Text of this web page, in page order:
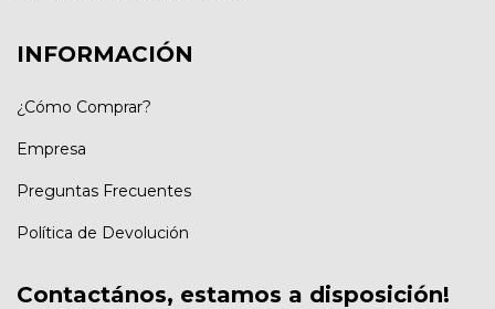
INFORMACIÓN
¿Cómo Comprar?
Empresa
Preguntas Frecuentes
Política de Devolución
Contactános, estamos a disposición!